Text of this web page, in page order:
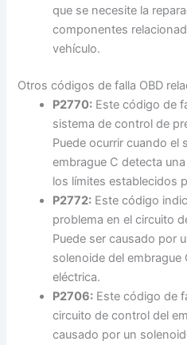
que se necesite la
componentes
vehículo.
Otros códigos de falla OBD
P2770: Este código de
sistema de control de
Puede ocurrir cuando el
embrague C detecta
los límites establecidos
P2772: Este código
problema en el circuito
Puede ser causado por
solenoide del embrague
eléctrica.
P2706: Este código de
circuito de control del
causado por un